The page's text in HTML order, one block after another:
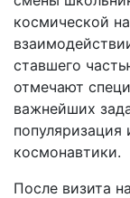
космической
ставшего
отмечают
важнейших
космонавтики.
После визита